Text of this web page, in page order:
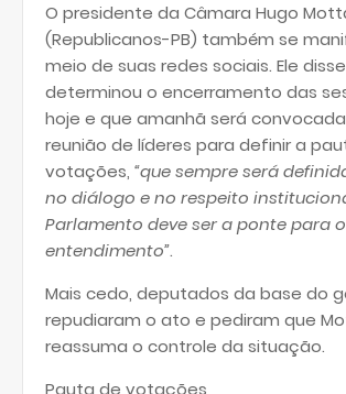
O presidente da Câmara Hugo
(Republicanos-PB) também se
meio de suas redes sociais. Ele
determinou o encerramento das
hoje e que amanhã será
reunião de líderes para definir a
votações, “que sempre será
no diálogo e no respeito
Parlamento deve ser a ponte para o
entendimento”.
Mais cedo, deputados da base do
repudiaram o ato e pediram que
reassuma o controle da situação.
Pauta de votações